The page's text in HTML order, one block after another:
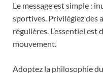
Le message est simple :
sportives. Privilégiez des
régulières. L’essentiel est
mouvement.
Adoptez la philosophie